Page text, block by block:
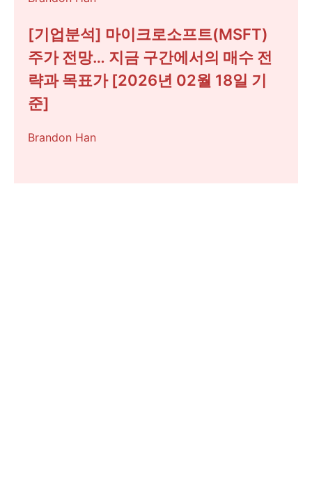
[기업분석] 마이크로소프트(MSFT)
주가 전망… 지금 구간에서의 매수 전
략과 목표가 [2026년 02월 18일 기
준]
Brandon Han